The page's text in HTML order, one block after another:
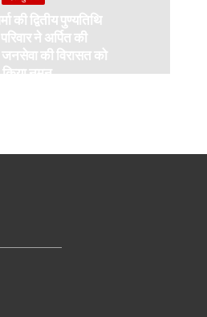
की द्वितीय पुण्यतिथि
परिवार ने अर्पित की
जनसेवा की विरासत को
किया नमन